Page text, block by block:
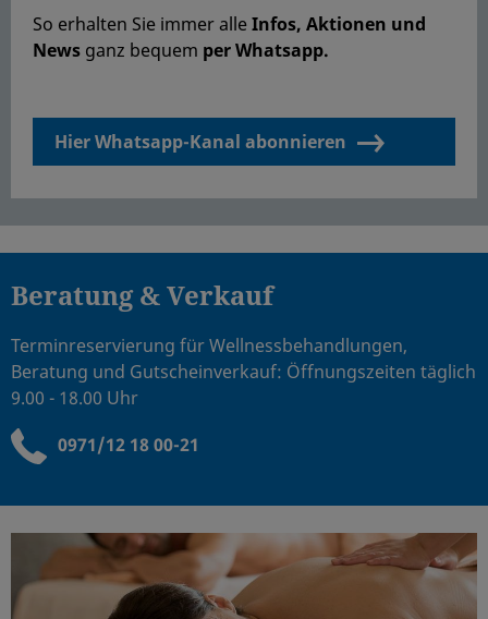
So erhalten Sie immeralleInfos, Aktionen und
News ganz bequem per Whatsapp.
Hier Whatsapp-Kanal abonnieren
Beratung & Verkauf
Terminreservierung für Wellnessbehandlungen,
Beratung und Gutscheinverkauf: Öffnungszeiten täglich
9.00 - 18.00 Uhr
0971/12 18 00-21